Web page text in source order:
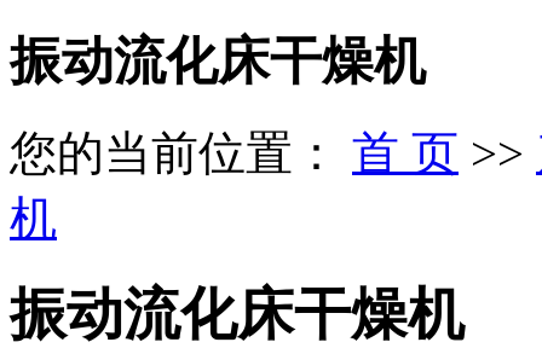
振动流化床干燥机
您的当前位置： 首 页 >>
机
振动流化床干燥机